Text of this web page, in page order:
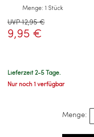
Menge: 1 Stück
UVP 12,95 €
9,95 €
Lieferzeit 2-5 Tage.
Nur noch 1 verfügbar
Menge: